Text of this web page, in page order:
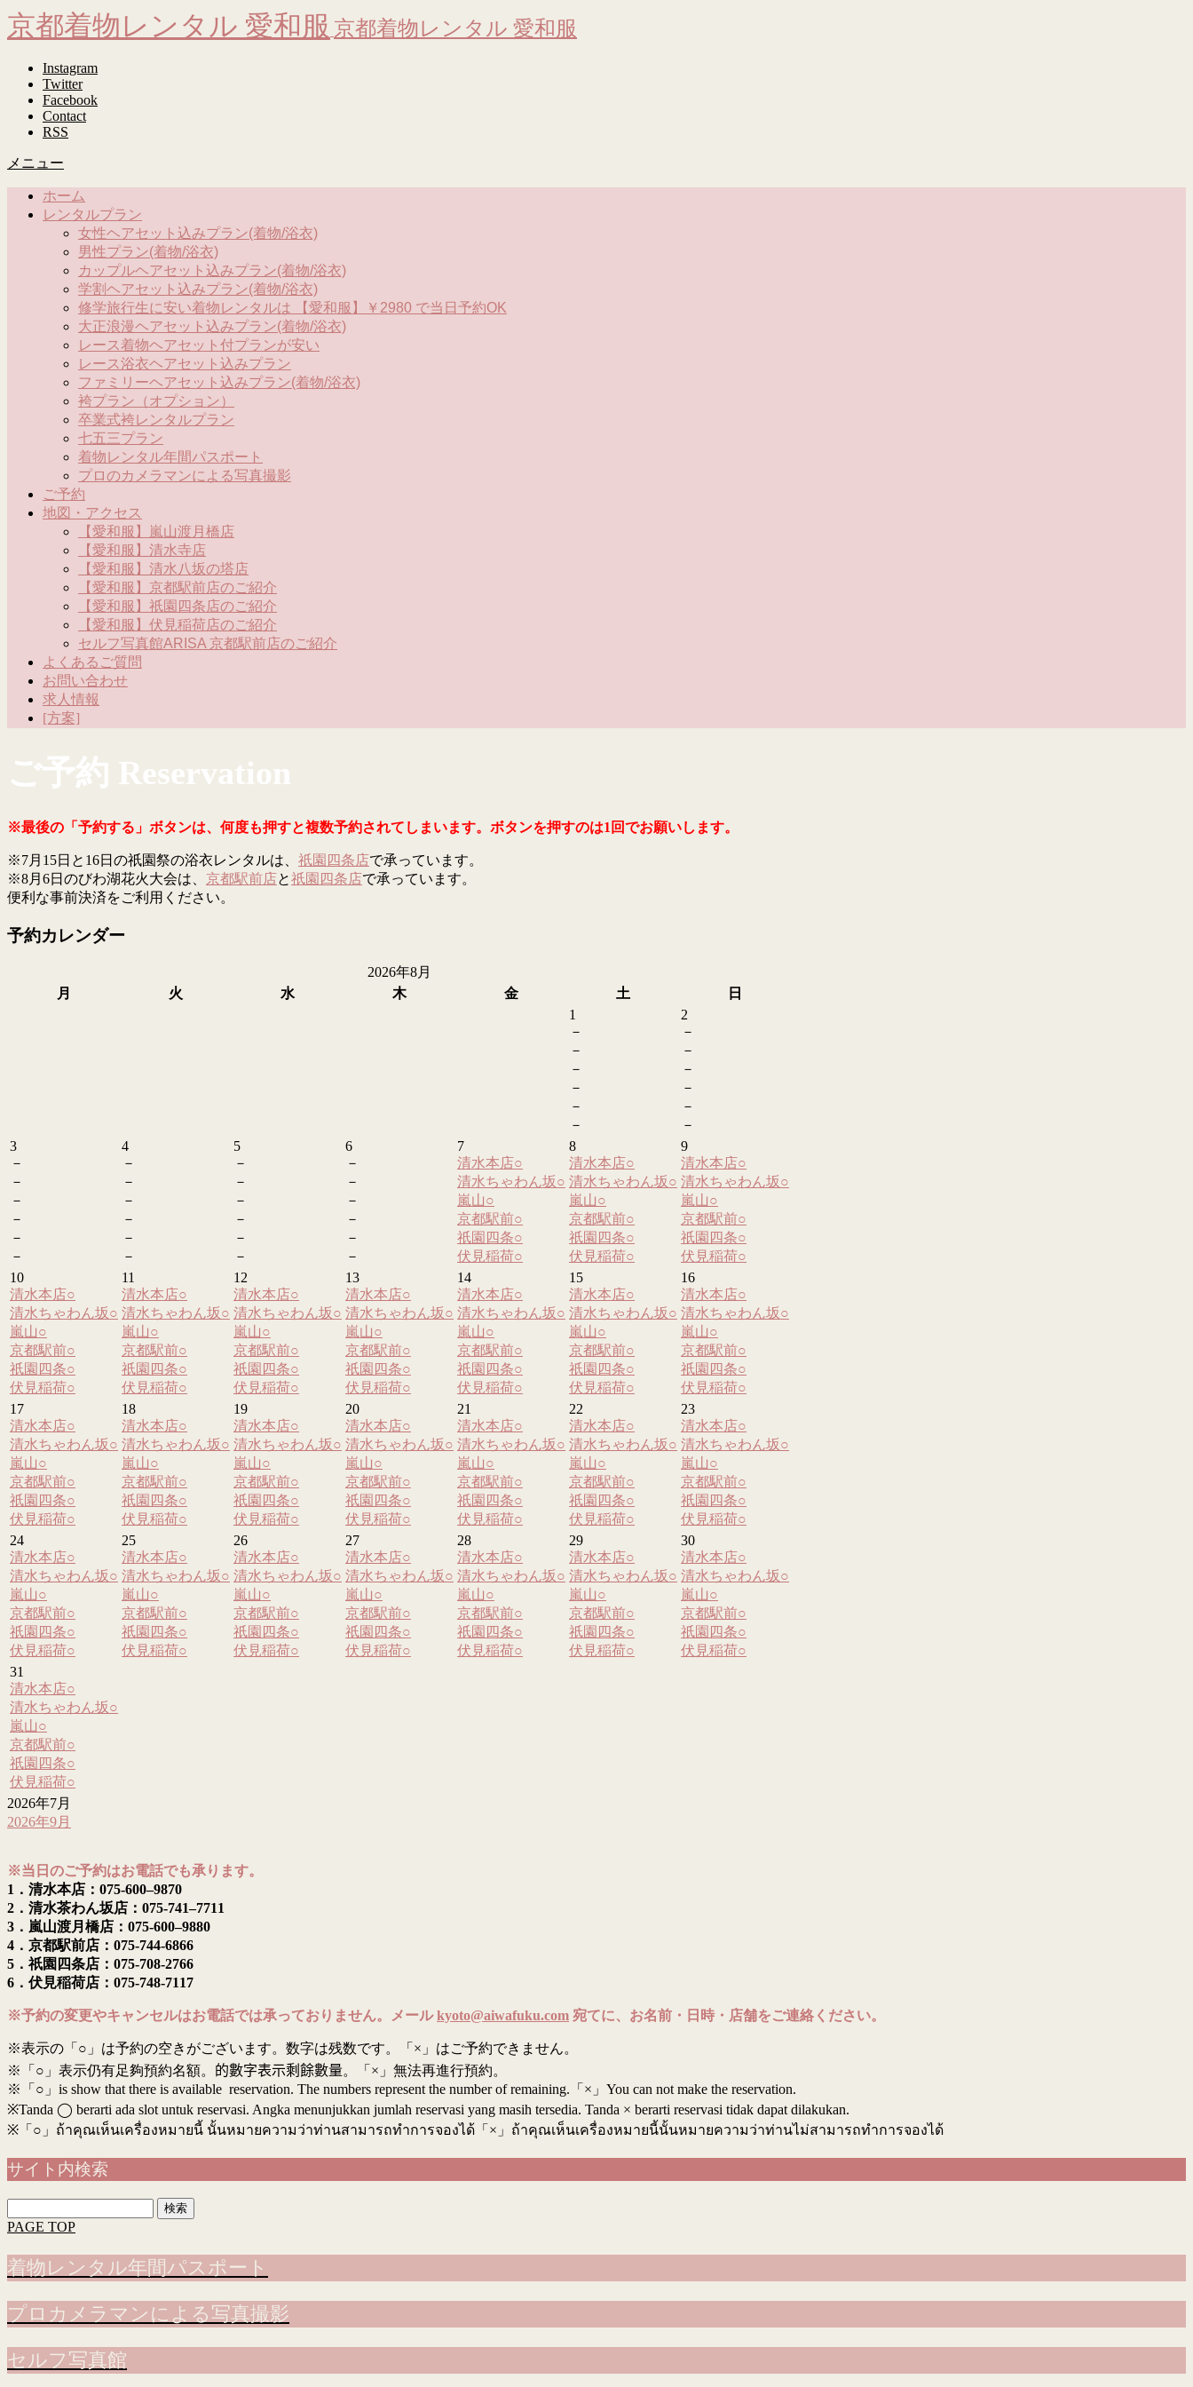
京都着物レンタル 愛和服 京都着物レンタル 愛和服
Instagram
Twitter
Facebook
Contact
RSS
メニュー
ホーム
レンタルプラン
女性ヘアセット込みプラン(着物/浴衣)
男性プラン(着物/浴衣)
カップルヘアセット込みプラン(着物/浴衣)
学割ヘアセット込みプラン(着物/浴衣)
修学旅行生に安い着物レンタルは 【愛和服】￥2980 で当日予約OK
大正浪漫ヘアセット込みプラン(着物/浴衣)
レース着物ヘアセット付プランが安い
レース浴衣ヘアセット込みプラン
ファミリーヘアセット込みプラン(着物/浴衣)
袴プラン（オプション）
卒業式袴レンタルプラン
七五三プラン
着物レンタル年間パスポート
プロのカメラマンによる写真撮影
ご予約
地図・アクセス
【愛和服】嵐山渡月橋店
【愛和服】清水寺店
【愛和服】清水八坂の塔店
【愛和服】京都駅前店のご紹介
【愛和服】祇園四条店のご紹介
【愛和服】伏見稲荷店のご紹介
セルフ写真館ARISA 京都駅前店のご紹介
よくあるご質問
お問い合わせ
求人情報
[方案]
ご予約 Reservation
※最後の「予約する」ボタンは、何度も押すと複数予約されてしまいます。ボタンを押すのは1回でお願いします。
※7月15日と16日の祇園祭の浴衣レンタルは、 祇園四条店で承っています。
※8月6日のびわ湖花火大会は、 京都駅前店と祇園四条店で承っています。
便利な事前決済をご利用ください。
予約カレンダー
2026年8月
月
火 水 木 金 土
日
1
－
－
－
－
－
－
2
－
－
－
－
－
－
3
－
－
－
－
－
－
4
－
－
－
－
－
－
5
－
－
－
－
－
－
6
－
－
－
－
－
－
7
清水本店○
清水ちゃわん坂○
嵐山○
京都駅前○
祇園四条○
伏見稲荷○
8
清水本店○
清水ちゃわん坂○
嵐山○
京都駅前○
祇園四条○
伏見稲荷○
9
清水本店○
清水ちゃわん坂○
嵐山○
京都駅前○
祇園四条○
伏見稲荷○
10
清水本店○
清水ちゃわん坂○
嵐山○
京都駅前○
祇園四条○
伏見稲荷○
11
清水本店○
清水ちゃわん坂○
嵐山○
京都駅前○
祇園四条○
伏見稲荷○
12
清水本店○
清水ちゃわん坂○
嵐山○
京都駅前○
祇園四条○
伏見稲荷○
13
清水本店○
清水ちゃわん坂○
嵐山○
京都駅前○
祇園四条○
伏見稲荷○
14
清水本店○
清水ちゃわん坂○
嵐山○
京都駅前○
祇園四条○
伏見稲荷○
15
清水本店○
清水ちゃわん坂○
嵐山○
京都駅前○
祇園四条○
伏見稲荷○
16
清水本店○
清水ちゃわん坂○
嵐山○
京都駅前○
祇園四条○
伏見稲荷○
17
清水本店○
清水ちゃわん坂○
嵐山○
京都駅前○
祇園四条○
伏見稲荷○
18
清水本店○
清水ちゃわん坂○
嵐山○
京都駅前○
祇園四条○
伏見稲荷○
19
清水本店○
清水ちゃわん坂○
嵐山○
京都駅前○
祇園四条○
伏見稲荷○
20
清水本店○
清水ちゃわん坂○
嵐山○
京都駅前○
祇園四条○
伏見稲荷○
21
清水本店○
清水ちゃわん坂○
嵐山○
京都駅前○
祇園四条○
伏見稲荷○
22
清水本店○
清水ちゃわん坂○
嵐山○
京都駅前○
祇園四条○
伏見稲荷○
23
清水本店○
清水ちゃわん坂○
嵐山○
京都駅前○
祇園四条○
伏見稲荷○
24
清水本店○
清水ちゃわん坂○
嵐山○
京都駅前○
祇園四条○
伏見稲荷○
25
清水本店○
清水ちゃわん坂○
嵐山○
京都駅前○
祇園四条○
伏見稲荷○
26
清水本店○
清水ちゃわん坂○
嵐山○
京都駅前○
祇園四条○
伏見稲荷○
27
清水本店○
清水ちゃわん坂○
嵐山○
京都駅前○
祇園四条○
伏見稲荷○
28
清水本店○
清水ちゃわん坂○
嵐山○
京都駅前○
祇園四条○
伏見稲荷○
29
清水本店○
清水ちゃわん坂○
嵐山○
京都駅前○
祇園四条○
伏見稲荷○
30
清水本店○
清水ちゃわん坂○
嵐山○
京都駅前○
祇園四条○
伏見稲荷○
31
清水本店○
清水ちゃわん坂○
嵐山○
京都駅前○
祇園四条○
伏見稲荷○
2026年7月
2026年9月
※当日のご予約はお電話でも承ります。
1．清水本店：075-600–9870
2．清水茶わん坂店：075-741–7711
3．嵐山渡月橋店：075-600–9880
4．京都駅前店：075-744-6866
5．祇園四条店：075-708-2766
6．伏見稲荷店：075-748-7117
※予約の変更やキャンセルはお電話では承っておりません。メールkyoto@aiwafuku.com 宛てに、お名前・日時・店舗をご連絡ください。
※表示の「○」は予約の空きがございます。数字は残数です。「×」はご予約できません。
※「○」表示仍有足夠預約名額。 的數字表示剩餘數量。「×」無法再進行預約。
※「○」is show that there is available reservation. The numbers represent the number of remaining.「×」You can not make the reservation.
※Tanda ◯ berarti ada slot untuk reservasi. Angka menunjukkan jumlah reservasi yang masih tersedia. Tanda × berarti reservasi tidak dapat dilakukan.
※ 「○」ถ้าคุณเห็นเครื่องหมายนี้ นั้นหมายความว่าท่านสามารถทำการจองได้「×」ถ้าคุณเห็นเครื่องหมายนี้นั้นหมายความว่าท่านไม่สามารถทำการจองได้
サイト内検索
索:
PAGE TOP
着物レンタル年間パスポート
プロカメラマンによる写真撮影
セルフ写真館